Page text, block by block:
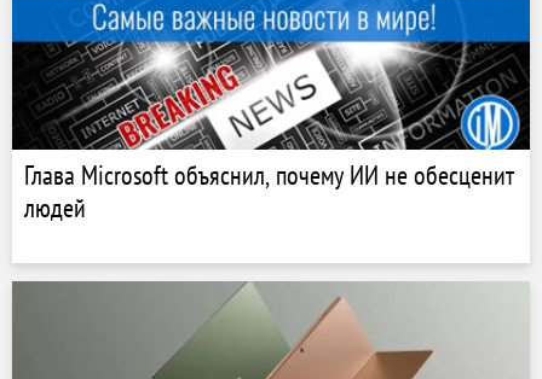
Глава Microsoft объяснил, почему ИИ не обесценит
людей